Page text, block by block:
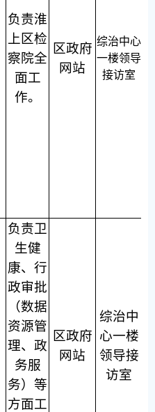
负责淮
上区检
察院全
面工
作。
区政府
网站
综治中心
一楼领导
接访室
负责卫
生健
康、行
政审批
（数据
资源管
理、政
务服
务）等
方面工
区政府
网站
综治中
心一楼
领导接
访室